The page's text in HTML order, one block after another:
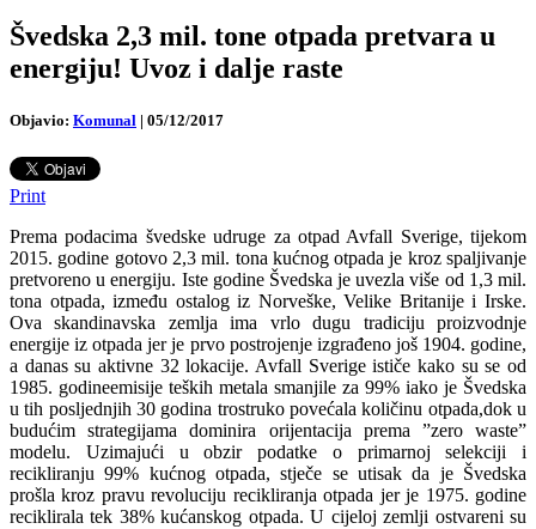
Švedska 2,3 mil. tone otpada pretvara u
energiju! Uvoz i dalje raste
Objavio: Komunal | 05/12/2017
Print
Prema podacima švedske udruge za otpad Avfall Sverige, tijekom
2015. godine gotovo 2,3 mil. tona kućnog otpada je kroz spaljivanje
pretvoreno u energiju. Iste godine Švedska je uvezla više od 1,3 mil.
tona otpada, između ostalog iz Norveške, Velike Britanije i Irske.
Ova skandinavska zemlja ima vrlo dugu tradiciju proizvodnje
energije iz otpada jer je prvo postrojenje izgrađeno još 1904. godine,
a danas su aktivne 32 lokacije. Avfall Sverige ističe kako su se od
1985. godineemisije teških metala smanjile za 99% iako je Švedska
u tih posljednjih 30 godina trostruko povećala količinu otpada,dok u
budućim strategijama dominira orijentacija prema ”zero waste”
modelu. Uzimajući u obzir podatke o primarnoj selekciji i
recikliranju 99% kućnog otpada, stječe se utisak da je Švedska
prošla kroz pravu revoluciju recikliranja otpada jer je 1975. godine
reciklirala tek 38% kućanskog otpada. U cijeloj zemlji ostvareni su